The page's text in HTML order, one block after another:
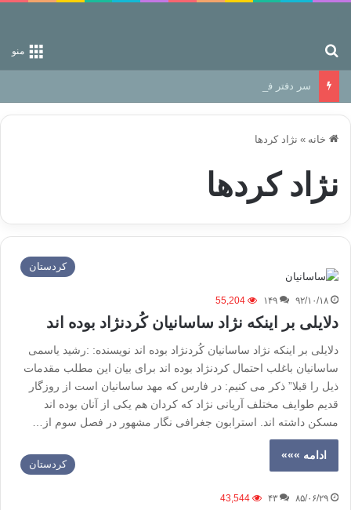
منو
سر دفتر فساد در زمین‌، دوری وکناره‌گیری از راه خداست‌!
خانه » نژاد کردها
نژاد کردها
كردستان
۹۲/۱۰/۱۸ ۱۴۹ 55,204
دلایلی بر اینکه نژاد ساسانیان کُردنژاد بوده اند
دلایلی بر اینکه نژاد ساسانیان کُردنژاد بوده اند نویسنده: :رشید یاسمی
ساسانیان باغلب احتمال کردنژاد بوده اند برای بیان این مطلب مقدمات
ذیل را قبلا” ذکر می کنیم: در فارس که مهد ساسانیان است از روزگار
قدیم طوایف مختلف آریانی نژاد که کردان هم یکی از آنان بوده اند
مسکن داشته اند. استرابون جغرافی نگار مشهور در فصل سوم از…
ادامه »»»
كردستان
۸۵/۰۶/۲۹ ۴۳ 43,544